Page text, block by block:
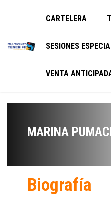
CARTELERA
SESIONES
VENTA
MARINA
Biografía